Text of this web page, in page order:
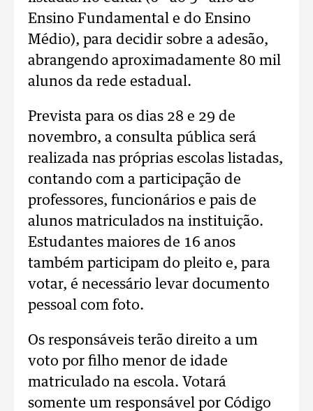
Ensino Fundamental e do Ensino
Médio), para decidir sobre a adesão,
abrangendo aproximadamente 80 mil
alunos da rede estadual.
Prevista para os dias 28 e 29 de
novembro, a consulta pública será
realizada nas próprias escolas listadas,
contando com a participação de
professores, funcionários e pais de
alunos matriculados na instituição.
Estudantes maiores de 16 anos
também participam do pleito e, para
votar, é necessário levar documento
pessoal com foto.
Os responsáveis terão direito a um
voto por filho menor de idade
matriculado na escola. Votará
somente um responsável por Código